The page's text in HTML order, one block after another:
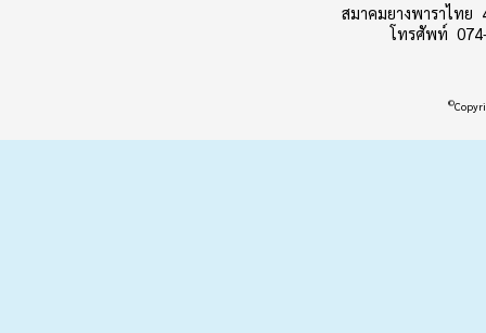
สมาคมยางพาราไทย
โทรศัพท์
©